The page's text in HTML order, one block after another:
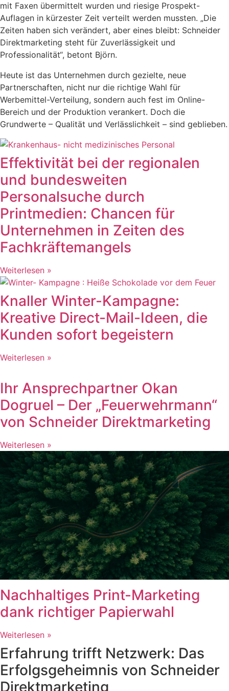
mit Faxen übermittelt wurden und riesige Prospekt-
Auflagen in kürzester Zeit verteilt werden mussten. „Die
Zeiten haben sich verändert, aber eines bleibt: Schneider
Direktmarketing steht für Zuverlässigkeit und
Professionalität“, betont Björn.
Heute ist das Unternehmen durch gezielte, neue
Partnerschaften, nicht nur die richtige Wahl für
Werbemittel-Verteilung, sondern auch fest im Online-
Bereich und der Produktion verankert. Doch die
Grundwerte – Qualität und Verlässlichkeit – sind geblieben.
Effektivität bei der regionalen
und bundesweiten
Personalsuche durch
Printmedien: Chancen für
Unternehmen in Zeiten des
Fachkräftemangels
Weiterlesen »
Knaller Winter-Kampagne:
Kreative Direct-Mail-Ideen, die
Kunden sofort begeistern
Weiterlesen »
Ihr Ansprechpartner Okan
Dogruel – Der „Feuerwehrmann“
von Schneider Direktmarketing
Weiterlesen »
Nachhaltiges Print-Marketing
dank richtiger Papierwahl
Weiterlesen »
Erfahrung trifft Netzwerk: Das
Erfolgsgeheimnis von Schneider
Direktmarketing